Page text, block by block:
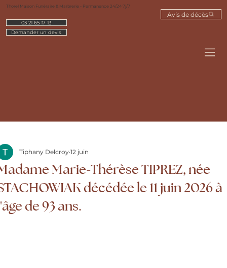
Avis de décès
Thorel Maison Funéraire & Marbrerie - Permanence 24/24 7j/7
03 21 65 17 13
Demander un devis
Marie-Thérèse TIPREZ, née
décédée le 11 juin 2026 à
de 93 ans.
Tiphany Delcroy 12 juin